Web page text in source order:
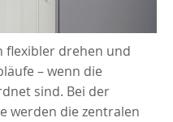
flexibler drehen und
– wenn die
sind. Bei der
werden die zentralen